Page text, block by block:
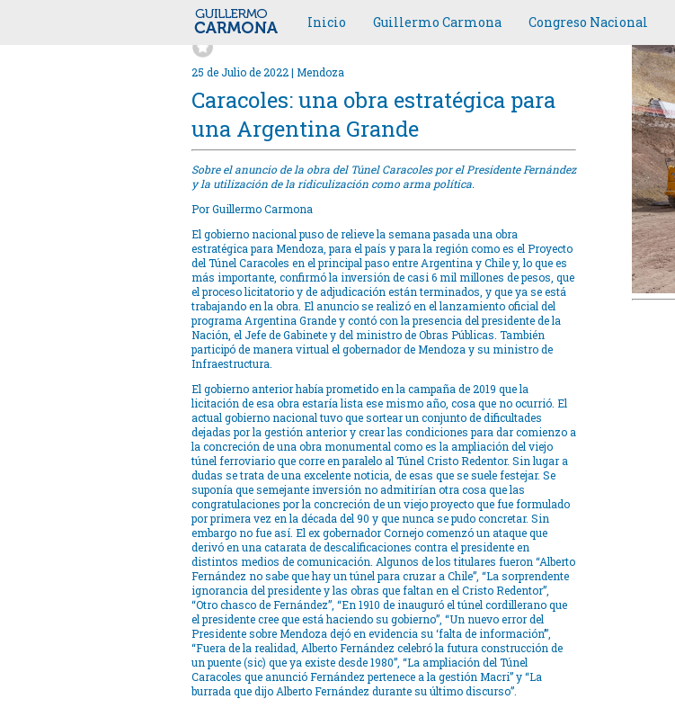
Inicio Guillermo Carmona Congreso Nacional
25 de Julio de 2022 | Mendoza
Caracoles: una obra estratégica para
una Argentina Grande
Sobre el anuncio de la obra del Túnel Caracoles por el Presidente Fernández
y la utilización de la ridiculización como arma política.
Por Guillermo Carmona
El gobierno nacional puso de relieve la semana pasada una obra
estratégica para Mendoza, para el país y para la región como es el Proyecto
del Túnel Caracoles en el principal paso entre Argentina y Chile y, lo que es
más importante, confirmó la inversión de casi 6 mil millones de pesos, que
el proceso licitatorio y de adjudicación están terminados, y que ya se está
trabajando en la obra. El anuncio se realizó en el lanzamiento oficial del
programa Argentina Grande y contó con la presencia del presidente de la
Nación, el Jefe de Gabinete y del ministro de Obras Públicas. También
participó de manera virtual el gobernador de Mendoza y su ministro de
Infraestructura.
El gobierno anterior había prometido en la campaña de 2019 que la
licitación de esa obra estaría lista ese mismo año, cosa que no ocurrió. El
actual gobierno nacional tuvo que sortear un conjunto de dificultades
dejadas por la gestión anterior y crear las condiciones para dar comienzo a
la concreción de una obra monumental como es la ampliación del viejo
túnel ferroviario que corre en paralelo al Túnel Cristo Redentor. Sin lugar a
dudas se trata de una excelente noticia, de esas que se suele festejar. Se
suponía que semejante inversión no admitirían otra cosa que las
congratulaciones por la concreción de un viejo proyecto que fue formulado
por primera vez en la década del 90 y que nunca se pudo concretar. Sin
embargo no fue así. El ex gobernador Cornejo comenzó un ataque que
derivó en una catarata de descalificaciones contra el presidente en
distintos medios de comunicación. Algunos de los titulares fueron “Alberto
Fernández no sabe que hay un túnel para cruzar a Chile”, “La sorprendente
ignorancia del presidente y las obras que faltan en el Cristo Redentor”,
“Otro chasco de Fernández”, “En 1910 de inauguró el túnel cordillerano que
el presidente cree que está haciendo su gobierno”, “Un nuevo error del
Presidente sobre Mendoza dejó en evidencia su ‘falta de información’”,
“Fuera de la realidad, Alberto Fernández celebró la futura construcción de
un puente (sic) que ya existe desde 1980”, “La ampliación del Túnel
Caracoles que anunció Fernández pertenece a la gestión Macri” y “La
burrada que dijo Alberto Fernández durante su último discurso”.